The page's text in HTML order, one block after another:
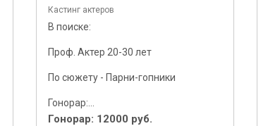
Кастинг актеров
В поиске:
Проф. Актер 20-30 лет
По сюжету - Парни-гопники
Гонорар:...
Гонорар: 12000 руб.